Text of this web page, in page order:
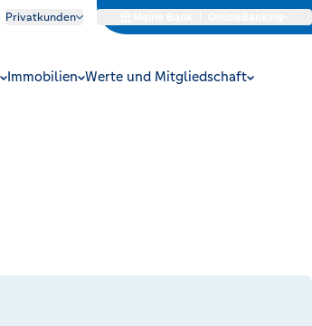
Privatkunden
Immobilien Werte und Mitgliedschaft